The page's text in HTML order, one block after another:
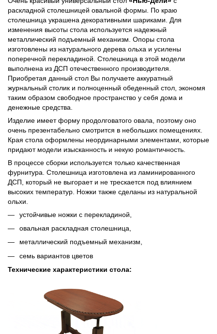
раскладной столешницей овальной формы. По краю
столешница украшена декоративными шариками. Для
изменения высоты стола используется надежный
металлический подъемный механизм. Опоры стола
изготовлены из натурального дерева ольха и усилены
поперечной перекладиной. Столешница в этой модели
выполнена из ДСП отечественного производителя.
Приобретая данный стол Вы получаете аккуратный
журнальный столик и полноценный обеденный стол, экономя
таким образом свободное пространство у себя дома и
денежные средства.
Изделие имеет форму продолговатого овала, поэтому оно
очень презентабельно смотрится в небольших помещениях.
Края стола оформлены неординарными элементами, которые
придают модели изысканность и некую романтичность.
В процессе сборки используется только качественная
фурнитура. Столешница изготовлена из ламинированного
ДСП, который не выгорает и не трескается под влиянием
высоких температур. Ножки также сделаны из натуральной
ольхи.
устойчивые ножки с перекладиной,
овальная раскладная столешница,
металлический подъемный механизм,
семь вариантов цветов
Технические характеристики стола: